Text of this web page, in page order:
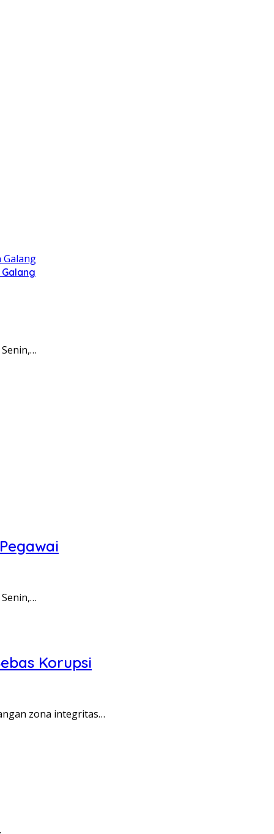
Korupsi
zona integritas…